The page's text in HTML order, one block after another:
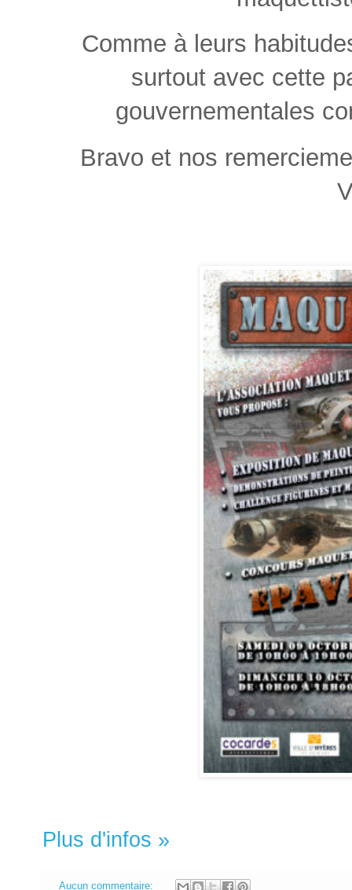
Comme à leurs
surtout avec cette
gouvernementales
Bravo et nos
Plus d'infos »
Aucun commentaire: